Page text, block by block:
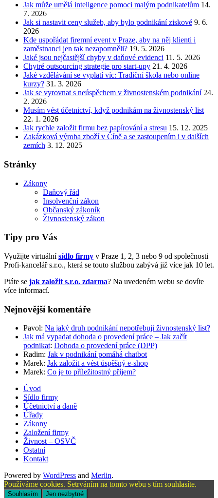
Jak může umělá inteligence pomoci malým podnikatelům 14.
7. 2026
Jak si nastavit ceny služeb, aby bylo podnikání ziskové 9. 6.
2026
Kde uspořádat firemní event v Praze, aby na něj klienti i
zaměstnanci jen tak nezapomněli? 19. 5. 2026
Jaké jsou nejčastější chyby v daňové evidenci 11. 5. 2026
Chytré outsourcing strategie pro start-upy 21. 4. 2026
Jaké vzdělávání se vyplatí víc: Tradiční škola nebo online
kurzy? 31. 3. 2026
Jak se vyrovnat s neúspěchem v živnostenském podnikání 24.
2. 2026
Musím vést účetnictví, když podnikám na živnostenský list
22. 1. 2026
Jak rychle založit firmu bez papírování a stresu 15. 12. 2025
Zakázková výroba zboží v Číně a se zastoupením i v dalších
zemích 3. 12. 2025
Stránky
Zákony
Daňový řád
Insolvenční zákon
Občanský zákoník
Živnostenský zákon
Tipy pro Vás
Využijte virtuálnísídlo firmy v Praze 1, 2, 3 nebo 9 od společnosti
Profi-kancelář s.r.o., která se touto službou zabývá již více jak 10 let.
Ptáte se jak založit s.r.o. zdarma? Na uvedeném webu se dovíte
více informací.
Nejnovější komentáře
Pavol: Na jaký druh podnikání nepotřebuji živnostenský list?
Jak má vypadat dohoda o provedení práce – Jak začít
podnikat: Dohoda o provedení práce (DPP)
Radim: Jak v podnikání pomáhá chatbot
Marek: Jak založit a vést úspěšný e-shop
Marek: Co je to příležitostný příjem?
Úvod
Sídlo firmy
Účetnictví a daně
Úřady
Zákony
Založení firmy
Živnost – OSVČ
Ostatní
Kontakt
Powered by WordPress and Merlin.
Používáme cookies. Setrváním na tomto webu s tím souhlasíte.
Souhlasím Jen nezbytné